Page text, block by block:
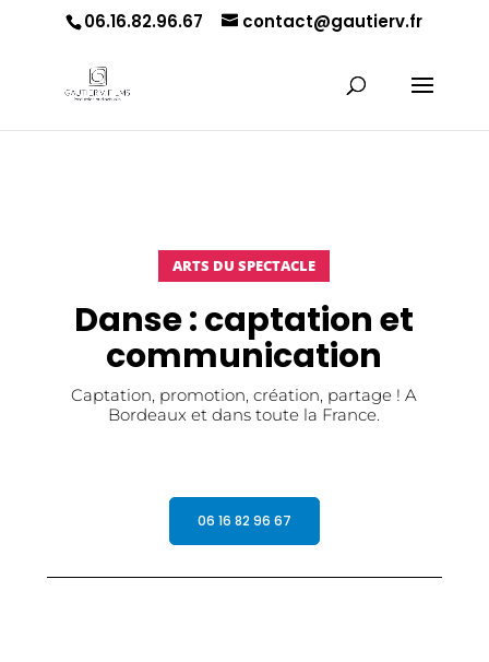
06.16.82.96.67 contact@gautierv.fr
ARTS DU SPECTACLE
Danse : captation et
communication
Captation, promotion, création, partage ! A
Bordeaux et dans toute la France.
06 16 82 96 67